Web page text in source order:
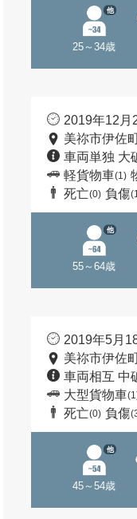
25～34歳
他
2019年12月
美祢市伊佐
車両単独 大
軽貨物車(1)
死亡(0) 負傷
55～64歳
他
2019年5月
美祢市伊佐
車両相互 中
大型貨物車
死亡(0) 負傷
45～54歳
他